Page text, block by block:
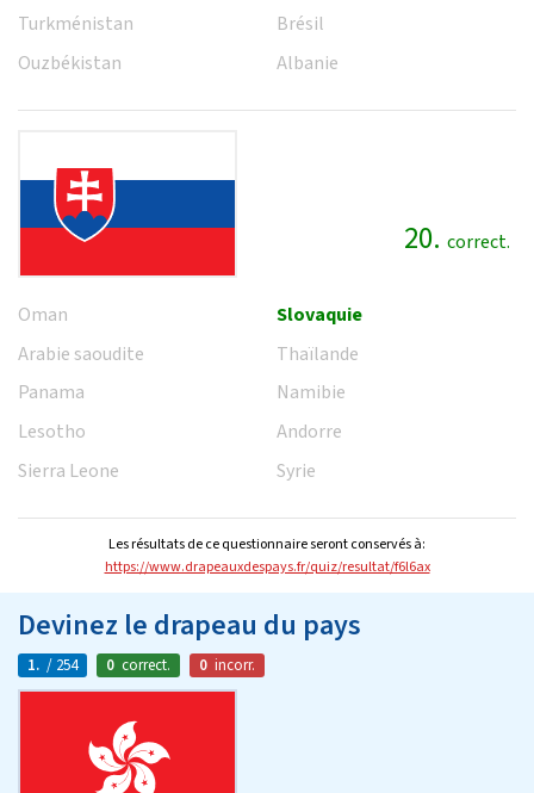
Turkménistan
Ouzbékistan
Brésil
Albanie
20. correct.
Oman
Arabie saoudite
Panama
Lesotho
Sierra Leone
Slovaquie
Thaïlande
Namibie
Andorre
Syrie
Les résultats de ce questionnaire seront conservés à:
https://www.drapeauxdespays.fr/quiz/resultat/f6l6ax
Devinez le drapeau du pays
1. / 254 0 correct. 0 incorr.